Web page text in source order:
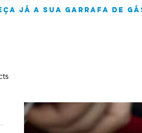
já a sua garrafa de gás